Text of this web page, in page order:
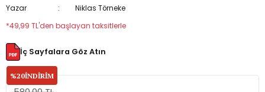
Yazar
Niklas Törneke
*49,99 TL'den başlayan taksitlerle
İç Sayfalara Göz Atın
%20İNDİRİM